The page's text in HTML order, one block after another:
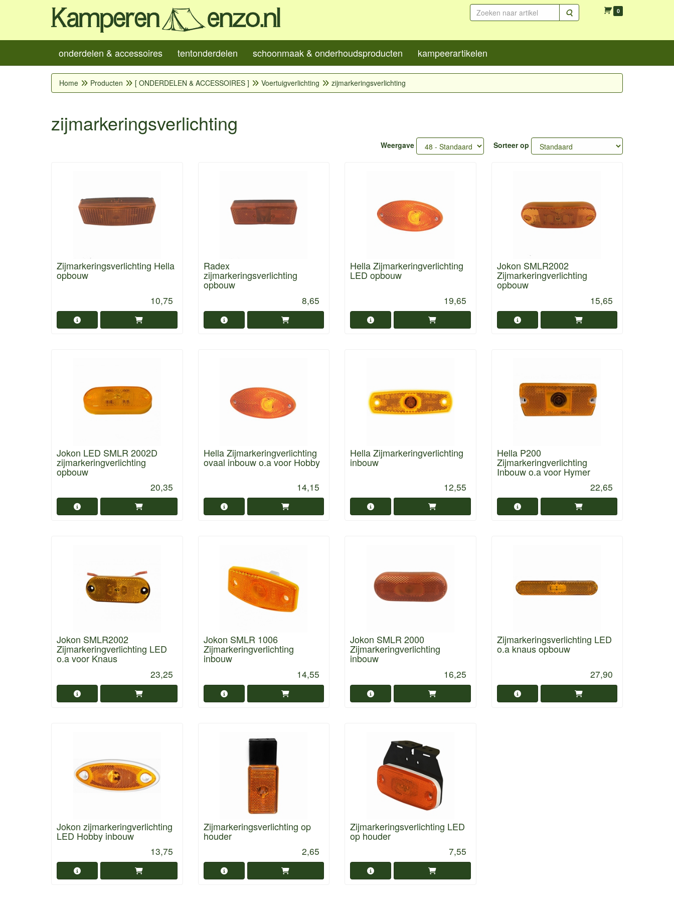
Zoeken 0
onderdelen & accessoires tentonderdelen schoonmaak & onderhoudsproducten kampeerartikelen
Home Producten [ ONDERDELEN & ACCESSOIRES ] Voertuigverlichting zijmarkeringsverlichting
zijmarkeringsverlichting
Weergave Sorteer op
Zijmarkeringsverlichting Hella
opbouw
10,75
Radex
zijmarkeringsverlichting
opbouw
8,65
Hella Zijmarkeringverlichting
LED opbouw
19,65
Jokon SMLR2002
Zijmarkeringverlichting
opbouw
15,65
Jokon LED SMLR 2002D
zijmarkeringverlichting
opbouw
20,35
Hella Zijmarkeringverlichting
ovaal inbouw o.a voor Hobby
14,15
Hella Zijmarkeringverlichting
inbouw
12,55
Hella P200
Zijmarkeringverlichting
Inbouw o.a voor Hymer
22,65
Jokon SMLR2002
Zijmarkeringverlichting LED
o.a voor Knaus
23,25
Jokon SMLR 1006
Zijmarkeringverlichting
inbouw
14,55
Jokon SMLR 2000
Zijmarkeringverlichting
inbouw
16,25
Zijmarkeringsverlichting LED
o.a knaus opbouw
27,90
Jokon zijmarkeringverlichting
LED Hobby inbouw
13,75
Zijmarkeringsverlichting op
houder
2,65
Zijmarkeringsverlichting LED
op houder
7,55